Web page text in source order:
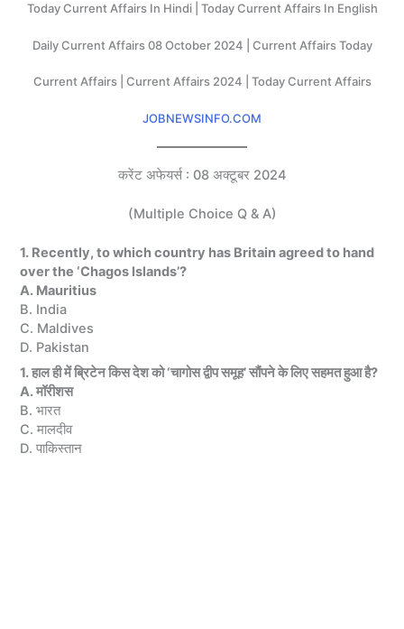
Today Current Affairs In Hindi | Today Current Affairs In English
Daily Current Affairs 08 October 2024 | Current Affairs Today
Current Affairs | Current Affairs 2024 | Today Current Affairs
JOBNEWSINFO.COM
करेंट अफेयर्स : 08 अक्टूबर 2024
(Multiple Choice Q & A)
1. Recently, to which country has Britain agreed to hand
over the ‘Chagos Islands’?
A. Mauritius
B. India
C. Maldives
D. Pakistan
1. हाल ही में ब्रिटेन किस देश को ‘चागोस द्वीप समूह’ सौंपने के लिए सहमत हुआ है?
A. मॉरीशस
B. भारत
C. मालदीव
D. पाकिस्तान